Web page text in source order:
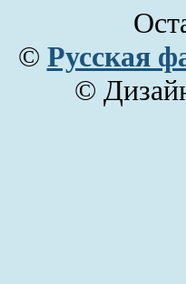
© Русская
©